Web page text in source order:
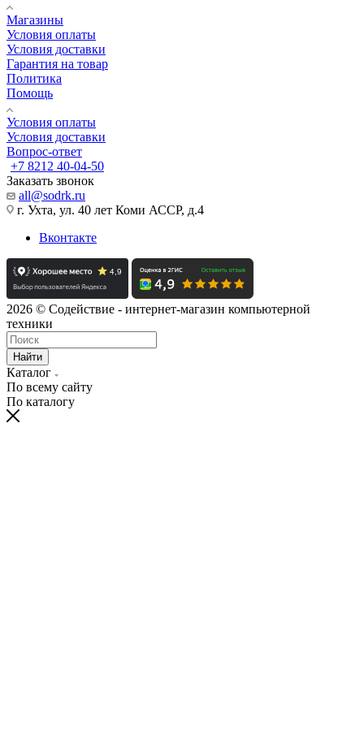
Магазины
Условия оплаты
Условия доставки
Гарантия на товар
Политика
Помощь
Условия оплаты
Условия доставки
Вопрос-ответ
+7 8212 40-04-50
Заказать звонок
all@sodrk.ru
г. Ухта, ул. 40 лет Коми АССР, д.4
Вконтакте
2026 © Содействие - интернет-магазин компьютерной
техники
Найти
Каталог
По всему сайту
По каталогу